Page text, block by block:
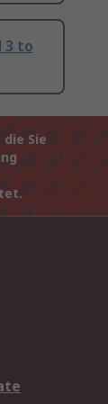
3 to
Sie